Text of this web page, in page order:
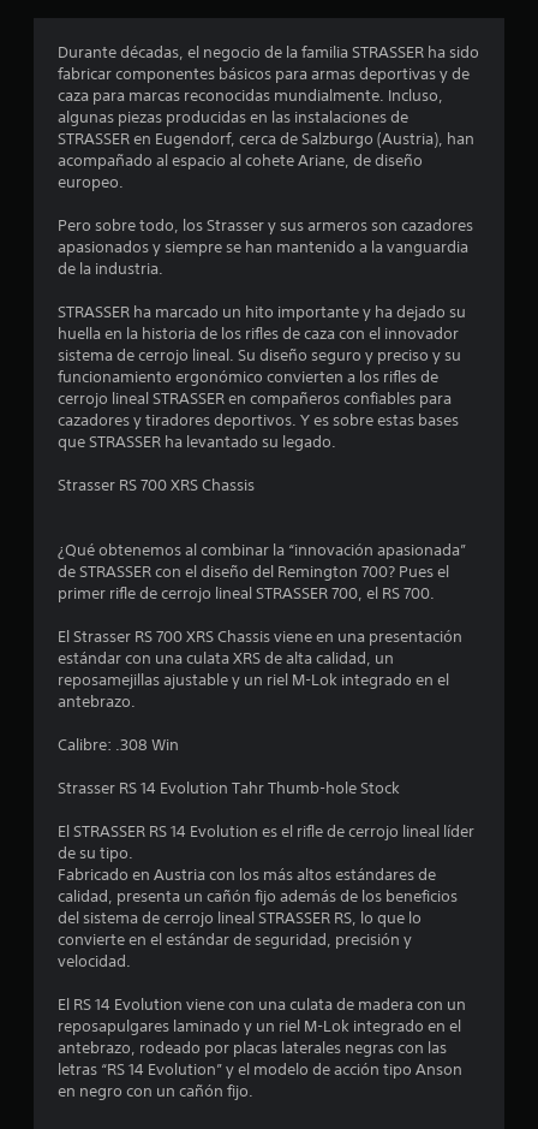
o
m
e
i
:
4
.
e
s
t
r
s
c
i
Durante décadas, el negocio de la familia STRASSER ha sido
fabricar componentes básicos para armas deportivas y de
caza para marcas reconocidas mundialmente. Incluso,
algunas piezas producidas en las instalaciones de
STRASSER en Eugendorf, cerca de Salzburgo (Austria), han
acompañado al espacio al cohete Ariane, de diseño
europeo.
Pero sobre todo, los Strasser y sus armeros son cazadores
apasionados y siempre se han mantenido a la vanguardia
de la industria.
STRASSER ha marcado un hito importante y ha dejado su
huella en la historia de los rifles de caza con el innovador
sistema de cerrojo lineal. Su diseño seguro y preciso y su
funcionamiento ergonómico convierten a los rifles de
cerrojo lineal STRASSER en compañeros confiables para
cazadores y tiradores deportivos. Y es sobre estas bases
que STRASSER ha levantado su legado.
Strasser RS 700 XRS Chassis
¿Qué obtenemos al combinar la “innovación apasionada”
de STRASSER con el diseño del Remington 700? Pues el
primer rifle de cerrojo lineal STRASSER 700, el RS 700.
El Strasser RS 700 XRS Chassis viene en una presentación
estándar con una culata XRS de alta calidad, un
reposamejillas ajustable y un riel M-Lok integrado en el
antebrazo.
Calibre: .308 Win
Strasser RS 14 Evolution Tahr Thumb-hole Stock
El STRASSER RS 14 Evolution es el rifle de cerrojo lineal líder
de su tipo.
Fabricado en Austria con los más altos estándares de
calidad, presenta un cañón fijo además de los beneficios
del sistema de cerrojo lineal STRASSER RS, lo que lo
convierte en el estándar de seguridad, precisión y
velocidad.
El RS 14 Evolution viene con una culata de madera con un
reposapulgares laminado y un riel M-Lok integrado en el
antebrazo, rodeado por placas laterales negras con las
letras “RS 14 Evolution” y el modelo de acción tipo Anson
en negro con un cañón fijo.